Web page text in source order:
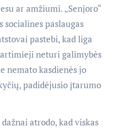
ar amžiumi. „Senjoro“
paslaugas
pastebi, kad liga
neturi galimybės
nemato kasdienės jo
padidėjusio įtarumo
atrodo, kad viskas